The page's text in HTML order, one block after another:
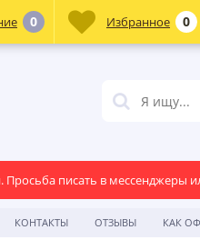
Просьба писать в мессенджеры
КОНТАКТЫ ОТЗЫВЫ КАК
0 Избранное 0